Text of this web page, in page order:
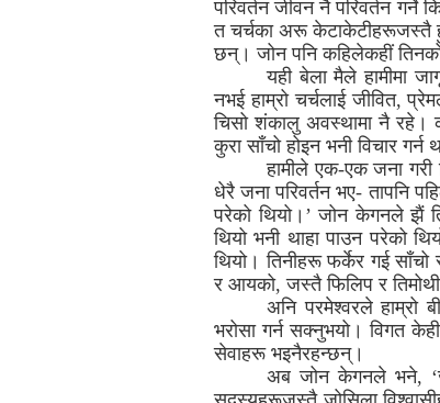
परिवर्तन जीवन नै परिवर्तन
त चर्चका अरू केटाकेटीहरूजस्तै
छन्। जोन पनि कहिलेकहीं
यही बेला मैले हामीमा
नभई हाम्रो चर्चलाई जीवित,
चिसो शंकालु अवस्थामा नै रहे।
कुरा साँचो होइन भनी विचार
हामीले एक-एक जना गरी
धेरै जना परिवर्तन भए- तापनि
परेको थियो।’ जोन केगनले झैं
थियो भनी थाहा पाउन परेको
थियो। तिनीहरू फर्केर गई
र आयको, जस्तै फिलिप र
अनि परमेश्वरले हाम्रो
भरोसा गर्न सक्नुभयो। विगत
सेवाहरू भइनैरहन्छन्।
अब जोन केगनले भने,